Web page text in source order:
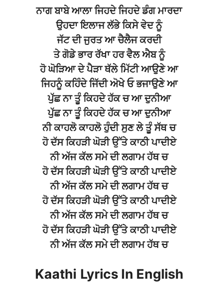
ਨਾਗ ਬਾਬੇ ਆਲਾ ਜਿਹਦੇ ਜਿਹਦੇ ਡੰਗ ਮਾਰਦਾ
ਉਹਦਾ ਇਲਾਜ ਲੱਭੇ ਕਿਸੇ ਵੇਦ ਨੂੰ
ਜੱਟ ਦੀ ਜੁਰਤ ਆ ਚੈਲੈਜ ਕਰਦੀ
ਤੇ ਗੋਡੇ ਭਾਰ ਰੱਖਾ ਹਰ ਵੈਲ ਐਬ ਨੂੰ
ਹੋ ਘੋੜਿਆ ਦੇ ਪੈੜਾ ਥੱਲੇ ਮਿੱਟੀ ਆਉਣੇ ਆ
ਜਿਹਨੂੰ ਕਹਿੰਦੇ ਜਿੱਦੀ ਅੋਖੇ ਓ ਭਜਾਉਣੇ ਆ
ਪੁੱਛ ਨਾ ਤੂੰ ਕਿਹਦੇ ਹੱਕ ਚ ਆ ਦੁਨੀਆ
ਪੁੱਛ ਨਾ ਤੂੰ ਕਿਹਦੇ ਹੱਕ ਚ ਆ ਦੁਨੀਆ
ਨੀ ਕਾਹਲੋ ਕਾਹਲੋ ਹੁੰਦੀ ਸੁਣ ਲੇ ਤੂੰ ਸੱਥ ਚ
ਹੋ ਦੱਸ ਕਿਹੜੀ ਘੋੜੀ ਉੱਤੇ ਕਾਠੀ ਪਾਦੀਏ
ਨੀ ਅੱਜ ਕੱਲ ਸਮੇ ਦੀ ਲਗਾਮ ਹੱਥ ਚ
ਹੋ ਦੱਸ ਕਿਹੜੀ ਘੋੜੀ ਉੱਤੇ ਕਾਠੀ ਪਾਦੀਏ
ਨੀ ਅੱਜ ਕੱਲ ਸਮੇ ਦੀ ਲਗਾਮ ਹੱਥ ਚ
ਹੋ ਦੱਸ ਕਿਹੜੀ ਘੋੜੀ ਉੱਤੇ ਕਾਠੀ ਪਾਦੀਏ
ਨੀ ਅੱਜ ਕੱਲ ਸਮੇ ਦੀ ਲਗਾਮ ਹੱਥ ਚ
ਹੋ ਦੱਸ ਕਿਹੜੀ ਘੋੜੀ ਉੱਤੇ ਕਾਠੀ ਪਾਦੀਏ
ਨੀ ਅੱਜ ਕੱਲ ਸਮੇ ਦੀ ਲਗਾਮ ਹੱਥ ਚ
Kaathi Lyrics In English